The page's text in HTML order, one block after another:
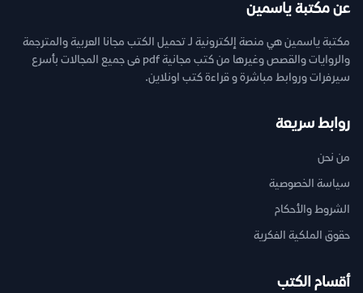
عن مكتبة ياسمين
مكتبة ياسمين هي منصة إلكترونية لـ تحميل الكتب مجانا العربية والمترجمة
والروايات والقصص وغيرها من كتب مجانية pdf فى جميع المجالات بأسرع
سيرفرات وروابط مباشرة و قراءة كتب اونلاين.
روابط سريعة
من نحن
سياسة الخصوصية
الشروط والأحكام
حقوق الملكية الفكرية
أقسام الكتب